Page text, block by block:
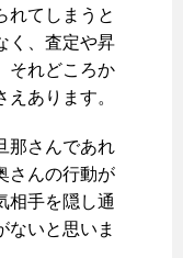
れてしまうと
く、査定や昇
それどころか
あります。
那さんであれ
さんの行動が
相手を隠し通
ないと思いま